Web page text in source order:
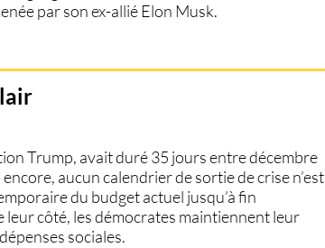
par son ex-allié Elon Musk.
Trump, avait duré35 jours entre décembre
aucun calendrier de sortie de crise n’est
du budget actuel jusqu’à fin
leur côté, les démocrates maintiennent leur
sociales.